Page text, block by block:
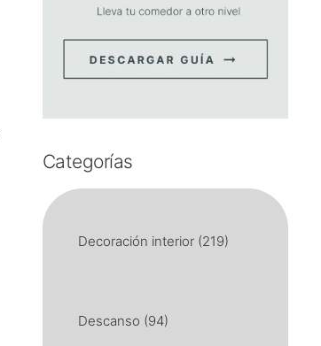
Categorías
Decoración interior (219)
Descanso (94)